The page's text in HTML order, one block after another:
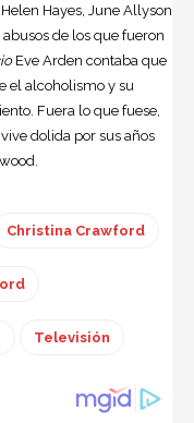
Hayes, June Allyson
de los que fueron
Eve Arden contaba que
el alcoholismo y su
Fuera lo que fuese,
dolida por sus años
Christina Crawford
Televisión